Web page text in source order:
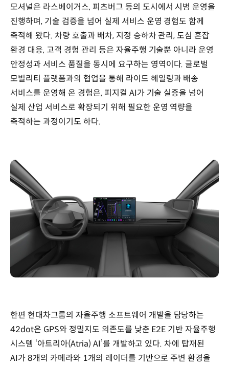
모셔널은 라스베이거스, 피츠버그 등의 도시에서 시범 운영을
진행하며, 기술 검증을 넘어 실제 서비스 운영 경험도 함께
축적해 왔다. 차량 호출과 배차, 지정 승하차 관리, 도심 혼잡
환경 대응, 고객 경험 관리 등은 자율주행 기술뿐 아니라 운영
안정성과 서비스 품질을 동시에 요구하는 영역이다. 글로벌
모빌리티 플랫폼과의 협업을 통해 라이드 헤일링과 배송
서비스를 운영해 온 경험은, 피지컬 AI가 기술 실증을 넘어
실제 산업 서비스로 확장되기 위해 필요한 운영 역량을
축적하는 과정이기도 하다.
한편 현대차그룹의 자율주행 소프트웨어 개발을 담당하는
42dot은 GPS와 정밀지도 의존도를 낮춘 E2E 기반 자율주행
시스템 ‘아트리아(Atria) AI’를 개발하고 있다. 차에 탑재된
AI가 8개의 카메라와 1개의 레이더를 기반으로 주변 환경을